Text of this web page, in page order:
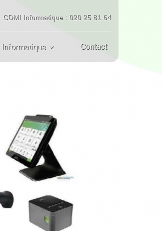
CDMI Informatique : 020 25 81 64
Informatique Contact